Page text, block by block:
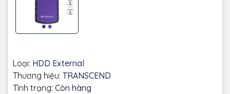
Loại: HDD External
Thương hiệu: TRANSCEND
Tình trạng: Còn hàng